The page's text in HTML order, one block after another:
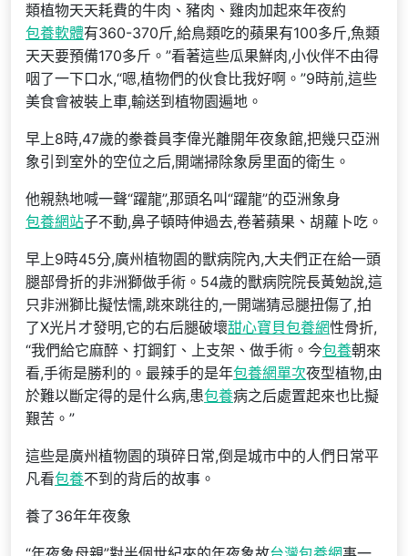
類植物天天耗費的牛肉、豬肉、雞肉加起來年夜約
包養軟體有360-370斤,給鳥類吃的蘋果有100多斤,魚類
天天要預備170多斤。”看著這些瓜果鮮肉,小伙伴不由得
咽了一下口水,“嗯,植物們的伙食比我好啊。”9時前,這些
美食會被裝上車,輸送到植物園遍地。
早上8時,47歲的豢養員李偉光離開年夜象館,把幾只亞洲
象引到室外的空位之后,開端掃除象房里面的衛生。
他親熱地喊一聲“躍龍”,那頭名叫“躍龍”的亞洲象身
包養網站子不動,鼻子頓時伸過去,卷著蘋果、胡蘿卜吃。
早上9時45分,廣州植物園的獸病院內,大夫們正在給一頭
腿部骨折的非洲獅做手術。54歲的獸病院院長黃勉說,這
只非洲獅比擬怯懦,跳來跳往的,一開端猜忌腿扭傷了,拍
了X光片才發明,它的右后腿破壞甜心寶貝包養網性骨折,
“我們給它麻醉、打鋼釘、上支架、做手術。今包養朝來
看,手術是勝利的。最辣手的是年包養網單次夜型植物,由
於難以斷定得的是什么病,患包養病之后處置起來也比擬
艱苦。”
這些是廣州植物園的瑣碎日常,倒是城市中的人們日常平
凡看包養不到的背后的故事。
養了36年年夜象